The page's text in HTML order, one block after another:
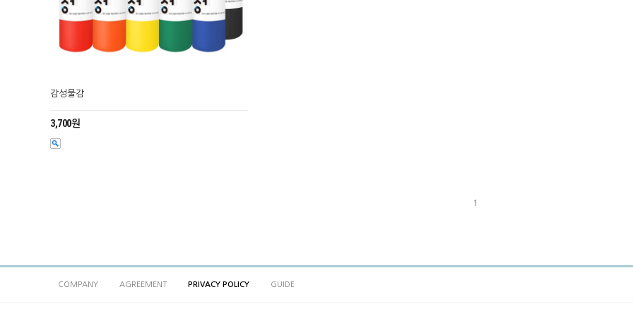
감성물감
3,700원
1
COMPANY AGREEMENT PRIVACY POLICY GUIDE